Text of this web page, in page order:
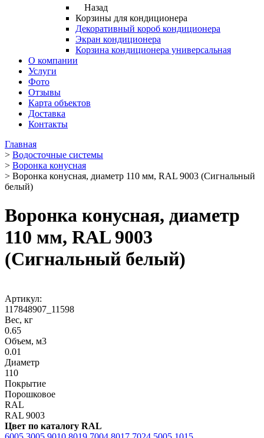
Назад
Корзины для кондиционера
Декоративный короб кондиционера
Экран кондиционера
Корзина кондиционера универсальная
О компании
Услуги
Фото
Отзывы
Карта объектов
Доставка
Контакты
Главная
> Водосточные системы
> Воронка конусная
> Воронка конусная, диаметр 110 мм, RAL 9003 (Сигнальный
белый)
Воронка конусная, диаметр
110 мм, RAL 9003
(Сигнальный белый)
Артикул:
117848907_11598
Вес, кг
0.65
Объем, м3
0.01
Диаметр
110
Покрытие
Порошковое
RAL
RAL 9003
Цвет по каталогу RAL